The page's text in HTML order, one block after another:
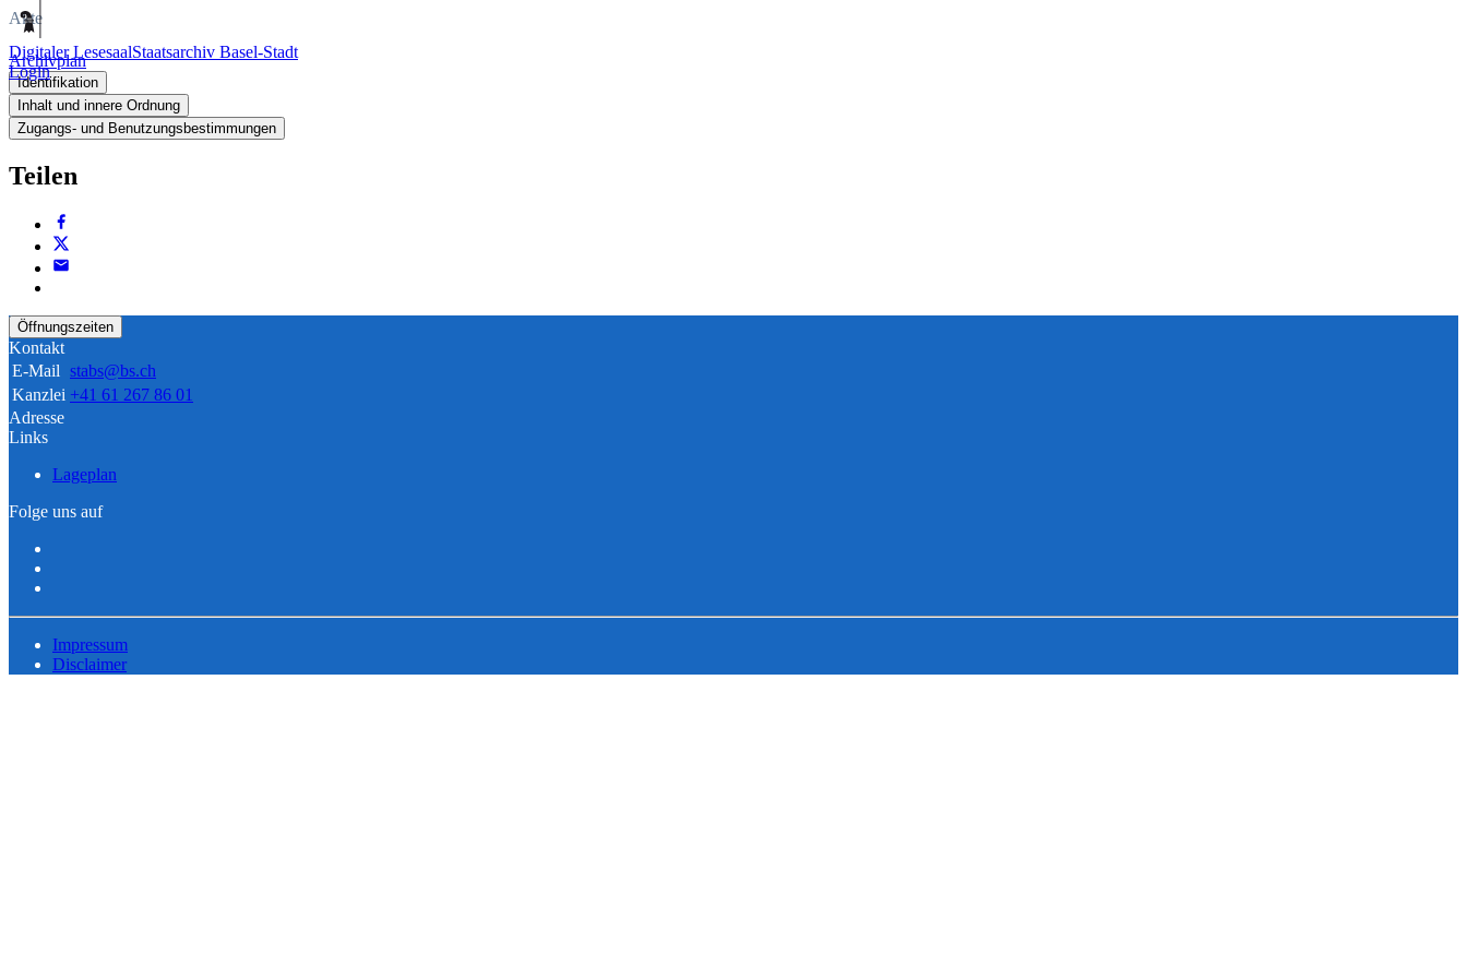
Digitaler LesesaalStaatsarchiv Basel-Stadt
Login
Akte
Archivplan
Identifikation
Inhalt und innere Ordnung
Zugangs- und Benutzungsbestimmungen
Teilen
Öffnungszeiten
Kontakt
E-Mail stabs@bs.ch
Kanzlei +41 61 267 86 01
Adresse
Links
Lageplan
Folge uns auf
Impressum
Disclaimer